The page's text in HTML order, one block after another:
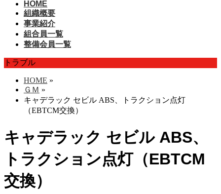
HOME
組織概要
事業紹介
組合員一覧
整備会員一覧
トラブル
HOME »
ＧＭ »
キャデラック セビル ABS、トラクション点灯
（EBTCM交換）
キャデラック セビル ABS、
トラクション点灯（EBTCM
交換）